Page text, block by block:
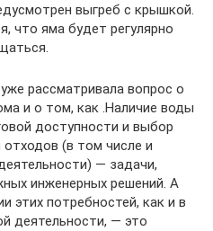
выгреб с крышкой.
что яма будет регулярно
рассматривала вопрос о
и о том, как .Наличие воды
доступности и выбор
отходов (в том числе и
— задачи,
инженерных решений. А
этих потребностей, как и в
деятельности, — это